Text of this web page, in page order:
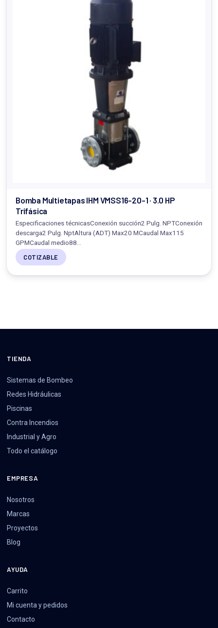
Bomba Multietapas IHM VMSS16-20-1 · 3.0 HP
Trifásica
Especificaciones técnicasConexión succión2 Pulg. NPTConexión
descarga2 Pulg. NptAltura (ADT) Max20 MCaudal Max115
GPMCaudal medio88…
COTIZABLE
TIENDA
Sistemas de Bombeo
Redes Hidráulicas
Piscinas
Contra Incendios
Industrial y Agro
Todo el catálogo
EMPRESA
Nosotros
Marcas
Proyectos
Blog
AYUDA
Carrito
Mi cuenta y pedidos
Contacto